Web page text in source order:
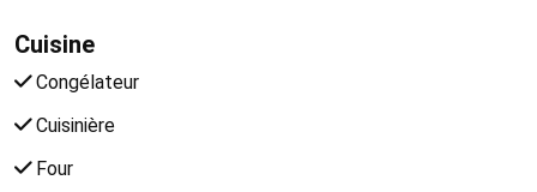
Cuisine
Congélateur
Cuisinière
Four